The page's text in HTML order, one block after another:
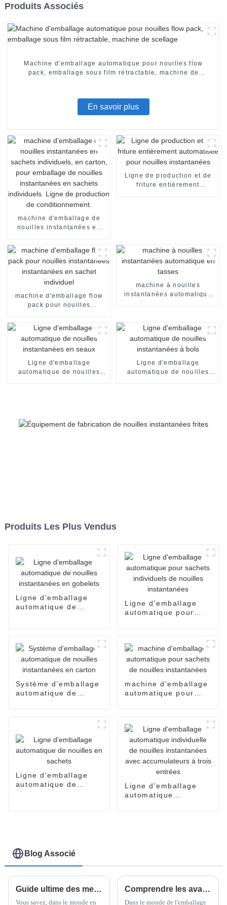
Produits Associés
Machine d'emballage automatique pour nouilles flow
pack, emballage sous film rétractable, machine de
En savoir plus
machine d'emballage de
nouilles instantanées en
carton, pour emballage de
nouilles instantanées en
sachets individuels. Ligne
de production de
conditionnement.
Ligne de production et de
friture entièrement
machine d'emballage flow
pack pour nouilles
machine à nouilles
instantanées automatique
Ligne d'emballage
automatique de nouilles
Ligne d'emballage
automatique de nouilles
Produits Les Plus Vendus
Ligne d'emballage
automatique de
Ligne d'emballage
automatique pour
Système d'emballage
automatique de
machine d'emballage
automatique pour
Ligne d'emballage
automatique de
Ligne d'emballage
automatique
Blog Associé
Guide ultime des meilleures banderoleuses horizontales pour palettes : 15 spécifications essentielles
Vous savez, dans le monde en
Comprendre les avantages de la technologie flow packer dans les solutions d'emballage modernes
Dans le monde de l'emballage